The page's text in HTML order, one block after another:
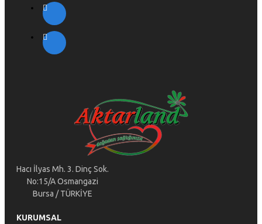
Hacı İlyas Mh. 3. Dinç Sok.
No:15/A Osmangazi
Bursa / TÜRKİYE
KURUMSAL